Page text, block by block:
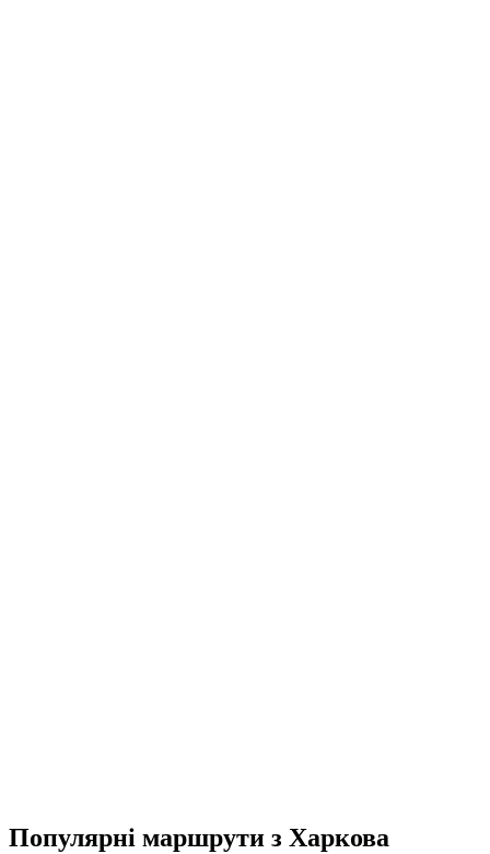
Популярні маршрути з Харкова